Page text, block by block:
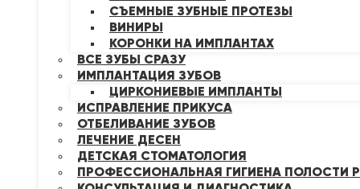
СЪЕМНЫЕ ЗУБНЫЕ ПРОТЕЗЫ
ВИНИРЫ
КОРОНКИ НА ИМПЛАНТАХ
ВСЕ ЗУБЫ СРАЗУ
ИМПЛАНТАЦИЯ ЗУБОВ
ЦИРКОНИЕВЫЕ ИМПЛАНТЫ
ИСПРАВЛЕНИЕ ПРИКУСА
ОТБЕЛИВАНИЕ ЗУБОВ
ЛЕЧЕНИЕ ДЕСЕН
ДЕТСКАЯ СТОМАТОЛОГИЯ
ПРОФЕССИОНАЛЬНАЯ ГИГИЕНА ПОЛОСТИ